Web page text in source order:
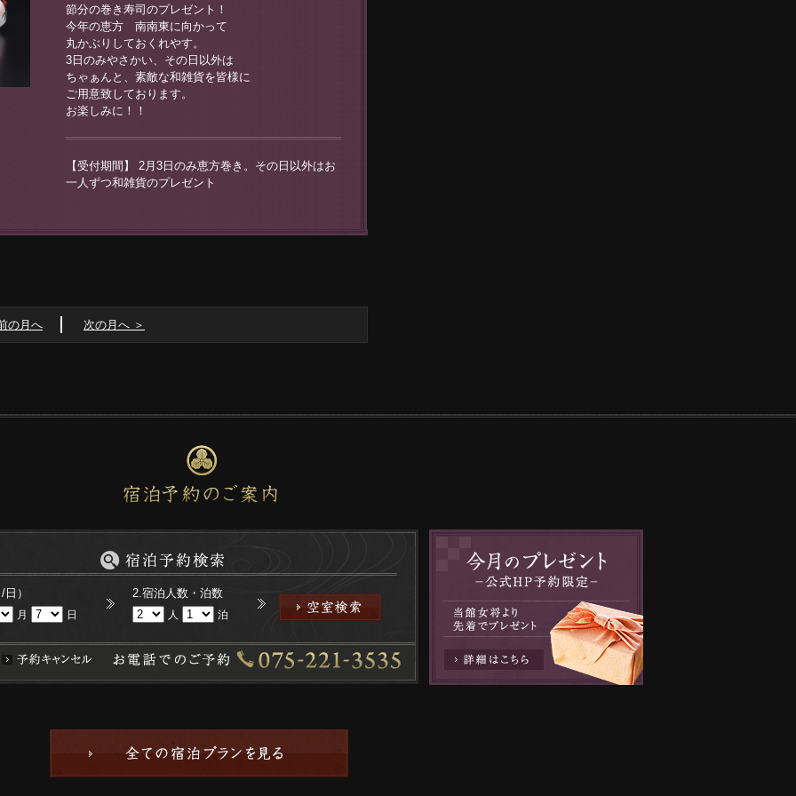
節分の巻き寿司のプレゼント！
今年の恵方 南南東に向かって
丸かぶりしておくれやす。
3日のみやさかい、その日以外は
ちゃぁんと、素敵な和雑貨を皆様に
ご用意致しております。
お楽しみに！！
【受付期間】 2月3日のみ恵方巻き。その日以外はお
一人ずつ和雑貨のプレゼント
の月へ 次の月へ ＞
）
月 日
2.宿泊人数・泊数
人 泊